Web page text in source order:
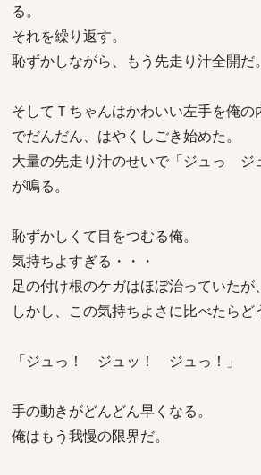
る。
それを繰り返す。
恥ずかしながら、もう先走り汁全開だ。
そしてＴちゃんはかわいい左手を俺
でだんだん、はやくしごき始めた。
大量の先走り汁のせいで「ジュっ
が鳴る。
恥ずかしくて目をつむる俺。
気持ちよすぎる・・・
足の付け根のケガはほぼ治っていたが
しかし、この気持ちよさに比べたらど
「ジュっ！ ジュッ！ ジュっ！」
手の動きがどんどん早くなる。
俺はもう我慢の限界だ。